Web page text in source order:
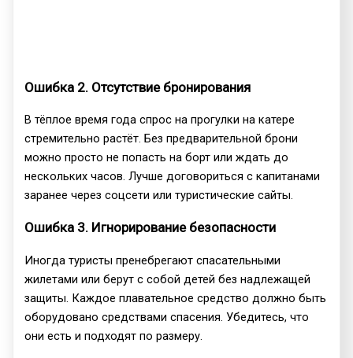
Ошибка 2. Отсутствие бронирования
В тёплое время года спрос на прогулки на катере
стремительно растёт. Без предварительной брони
можно просто не попасть на борт или ждать до
нескольких часов. Лучше договориться с капитанами
заранее через соцсети или туристические сайты.
Ошибка 3. Игнорирование безопасности
Иногда туристы пренебрегают спасательными
жилетами или берут с собой детей без надлежащей
защиты. Каждое плавательное средство должно быть
оборудовано средствами спасения. Убедитесь, что
они есть и подходят по размеру.